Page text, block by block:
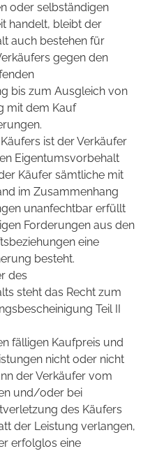
oder selbständigen
handelt, bleibt der
auch bestehen für
gegen den
bis zum Ausgleich von
mit dem Kauf
ist der Verkäufer
Eigentumsvorbehalt
Käufer sämtliche mit
im Zusammenhang
unanfechtbar erfüllt
Forderungen aus den
eine
besteht.
des
steht das Recht zum
Teil II
fälligen Kaufpreis und
nicht oder nicht
der Verkäufer vom
und/oder bei
des Käufers
der Leistung verlangen,
erfolglos eine